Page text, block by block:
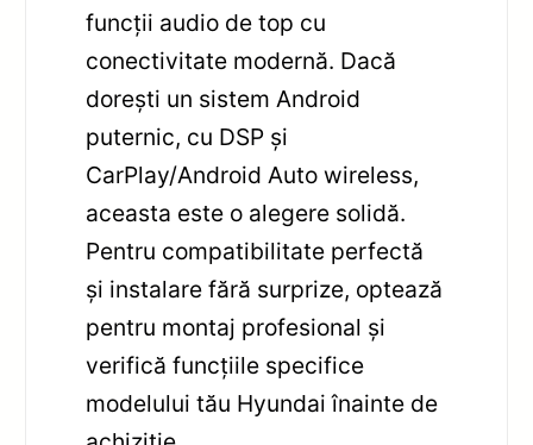
funcții audio de top cu
conectivitate modernă. Dacă
dorești un sistem Android
puternic, cu DSP și
CarPlay/Android Auto wireless,
aceasta este o alegere solidă.
Pentru compatibilitate perfectă
și instalare fără surprize, optează
pentru montaj profesional și
verifică funcțiile specifice
modelului tău Hyundai înainte de